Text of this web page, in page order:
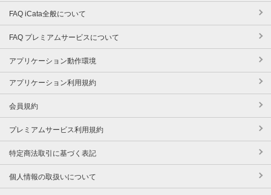
FAQ iCata全般について
FAQ プレミアムサービスについて
アプリケーション動作環境
アプリケーション利用規約
会員規約
プレミアムサービス利用規約
特定商法取引に基づく表記
個人情報の取扱いについて